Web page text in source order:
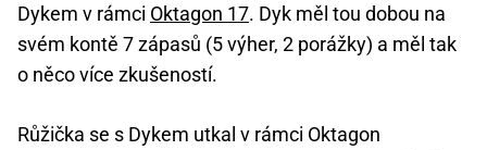
Dykem v rámci Oktagon 17. Dyk měl tou dobou na
svém kontě 7 zápasů (5 výher, 2 porážky) a měl tak
o něco více zkušeností.
Růžička se s Dykem utkal v rámci Oktagon